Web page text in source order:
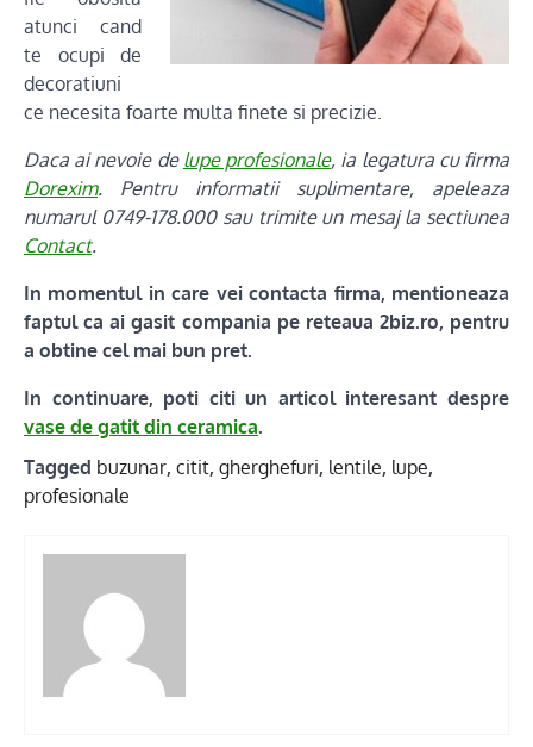
atunci cand
te ocupi de
decoratiuni
ce necesita foarte multa finete si precizie.
Daca ai nevoie de lupe profesionale, ia legatura cu firma
Dorexim. Pentru informatii suplimentare, apeleaza
numarul 0749-178.000 sau trimite un mesaj la sectiunea
Contact.
In momentul in care vei contacta firma, mentioneaza
faptul ca ai gasit compania pe reteaua 2biz.ro, pentru
a obtine cel mai bun pret.
In continuare, poti citi un articol interesant despre
vase de gatit din ceramica.
Tagged buzunar, citit, gherghefuri, lentile, lupe,
profesionale